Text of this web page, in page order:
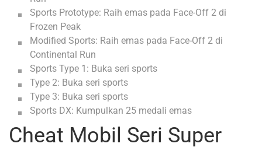
Sports Prototype: Raih emas pada Face-Off 2 di
Frozen Peak
Modified Sports: Raih emas pada Face-Off 2 di
Continental Run
Sports Type 1: Buka seri sports
Type 2: Buka seri sports
Type 3: Buka seri sports
Sports DX: Kumpulkan 25 medali emas
Cheat Mobil Seri Super